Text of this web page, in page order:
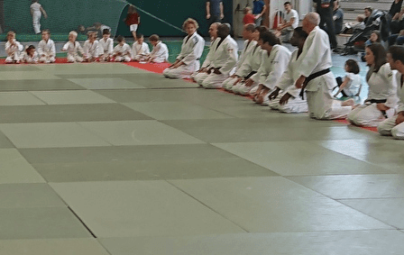
Exporter les lignes sélectionnées
Exporter toutes les colonnes
Exporter uniquement les colonnes affichées
Menu
Ajoutez un logo, un bouton, des réseaux sociaux
Cliquez pour éditer